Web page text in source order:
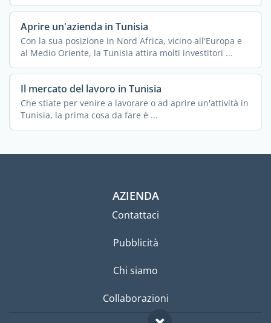
Aprire un'azienda in Tunisia
Con la sua posizione in Nord Africa, vicino all'Europa e
al Medio Oriente, la Tunisia attira molti investitori ...
Il mercato del lavoro in Tunisia
Che stiate per venire a lavorare o ad aprire un'attività in
Tunisia, la prima cosa da fare è ...
AZIENDA
Contattaci
Pubblicità
Chi siamo
Collaborazioni